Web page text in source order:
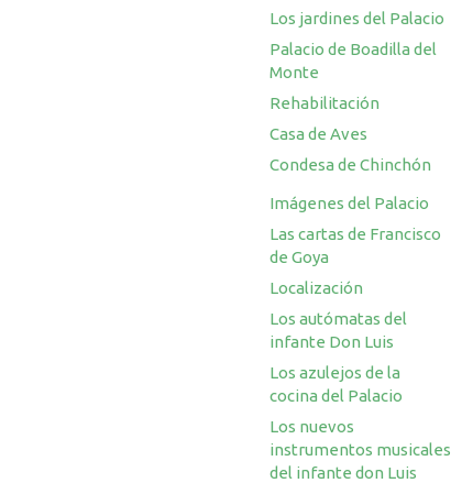
Los jardines del Palacio
Palacio de Boadilla del
Monte
Rehabilitación
Casa de Aves
Condesa de Chinchón
Imágenes del Palacio
Las cartas de Francisco
de Goya
Localización
Los autómatas del
infante Don Luis
Los azulejos de la
cocina del Palacio
Los nuevos
instrumentos musicales
del infante don Luis